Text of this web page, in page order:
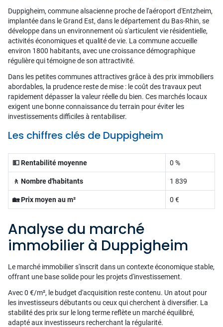
Duppigheim, commune alsacienne proche de l'aéroport d'Entzheim,
implantée dans le Grand Est, dans le département du Bas-Rhin, se
développe dans un environnement où s'articulent vie résidentielle,
activités économiques et qualité de vie. La commune accueille
environ 1800 habitants, avec une croissance démographique
régulière qui témoigne de son attractivité.
Dans les petites communes attractives grâce à des prix immobiliers
abordables, la prudence reste de mise : le coût des travaux peut
rapidement dépasser la valeur réelle du bien. Ces marchés locaux
exigent une bonne connaissance du terrain pour éviter les
investissements difficiles à rentabiliser.
Les chiffres clés de Duppigheim
💵 Rentabilité moyenne 0 %
🚶 Nombre d'habitants 1 839
🏡 Prix moyen au m² 0 €
Analyse du marché
immobilier à Duppigheim
Le marché immobilier s'inscrit dans un contexte économique stable,
offrant une base solide pour les projets d'investissement.
Avec 0 €/m², le budget d'acquisition reste contenu. Un atout pour
les investisseurs débutants ou ceux qui cherchent à diversifier. La
stabilité des prix sur le long terme reflète un marché équilibré,
adapté aux investisseurs recherchant la régularité.